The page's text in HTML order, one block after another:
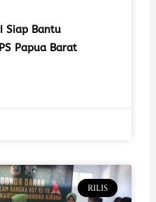
Siap Bantu
Papua Barat
RILIS